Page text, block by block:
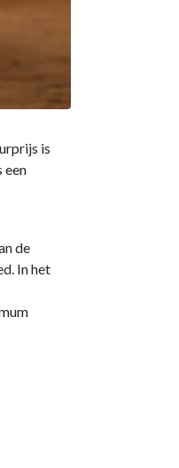
is
een
de
In het